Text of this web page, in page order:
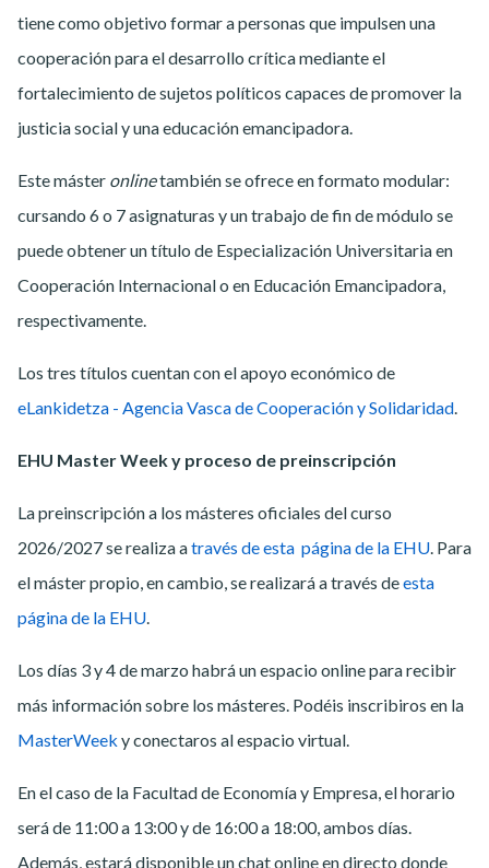
tiene como objetivo formar a personas que impulsen una
cooperación para el desarrollo crítica mediante el
fortalecimiento de sujetos políticos capaces de promover la
justicia social y una educación emancipadora.
Este máster onlinetambién se ofrece en formato modular:
cursando 6 o 7 asignaturas y un trabajo de fin de módulo se
puede obtener un título de Especialización Universitaria en
Cooperación Internacional o en Educación Emancipadora,
respectivamente.
Los tres títulos cuentan con el apoyo económico de
eLankidetza - Agencia Vasca de Cooperación y Solidaridad.
EHU Master Week y proceso de preinscripción
La preinscripción a los másteres oficiales del curso
2026/2027 se realiza através de esta página de la EHU. Para
el máster propio, en cambio, se realizará a través deesta
página de la EHU.
Los días 3 y 4 de marzo habrá un espacio online para recibir
más información sobre los másteres. Podéis inscribiros en la
MasterWeek y conectaros al espacio virtual.
En el caso de la Facultad de Economía y Empresa, el horario
será de 11:00 a 13:00 y de 16:00 a 18:00, ambos días.
Además, estará disponible un chat online en directo donde